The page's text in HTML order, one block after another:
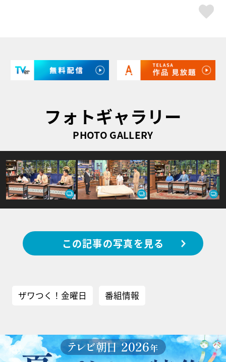
フォトギャラリー
PHOTO GALLERY
この記事の写真を見る
ザワつく！金曜日 番組情報